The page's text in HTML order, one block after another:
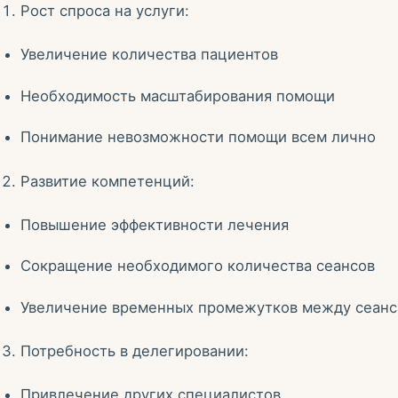
Рост спроса на услуги:
Увеличение количества пациентов
Необходимость масштабирования помощи
Понимание невозможности помощи всем лично
Развитие компетенций:
Повышение эффективности лечения
Сокращение необходимого количества сеансов
Увеличение временных промежутков между
Потребность в делегировании: